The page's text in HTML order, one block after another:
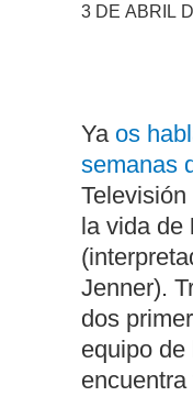
3 DE ABRIL
Ya os
semanas
la vida de
Jenner).
dos
equipo